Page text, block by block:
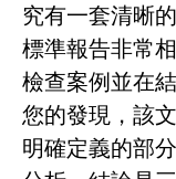
究有一套清晰
標準報告非常
檢查案例並在
您的發現，該
明確定義的部